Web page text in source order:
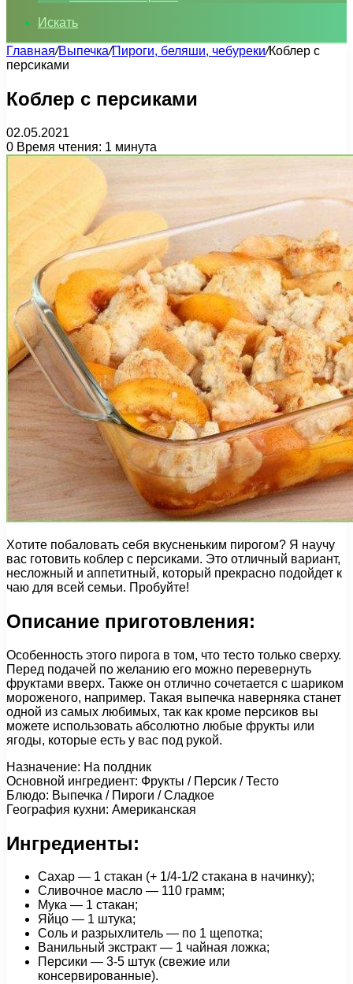
Искать
Главная/Выпечка/Пироги, беляши, чебуреки/Коблер с
персиками
Коблер с персиками
02.05.2021
0 Время чтения: 1 минута
Хотите побаловать себя вкусненьким пирогом? Я научу
вас готовить коблер с персиками. Это отличный вариант,
несложный и аппетитный, который прекрасно подойдет к
чаю для всей семьи. Пробуйте!
Описание приготовления:
Особенность этого пирога в том, что тесто только сверху.
Перед подачей по желанию его можно перевернуть
фруктами вверх. Также он отлично сочетается с шариком
мороженого, например. Такая выпечка наверняка станет
одной из самых любимых, так как кроме персиков вы
можете использовать абсолютно любые фрукты или
ягоды, которые есть у вас под рукой.
Назначение: На полдник
Основной ингредиент: Фрукты / Персик / Тесто
Блюдо: Выпечка / Пироги / Сладкое
География кухни: Американская
Ингредиенты:
Сахар — 1 стакан (+ 1/4-1/2 стакана в начинку);
Сливочное масло — 110 грамм;
Мука — 1 стакан;
Яйцо — 1 штука;
Соль и разрыхлитель — по 1 щепотка;
Ванильный экстракт — 1 чайная ложка;
Персики — 3-5 штук (свежие или
консервированные).